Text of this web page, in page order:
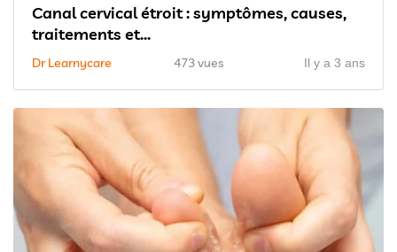
Canal cervical étroit : symptômes, causes,
traitements et...
Dr Learnycare 473 vues Il y a 3 ans